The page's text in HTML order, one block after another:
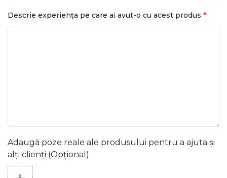
Descrie experiența pe care ai avut-o cu acest produs *
Adaugă poze reale ale produsului pentru a ajuta și
alți clienți (Opțional)